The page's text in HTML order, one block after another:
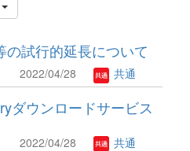
の試行的延長について
2022/04/28 共通
ダウンロードサービス
2022/04/28 共通